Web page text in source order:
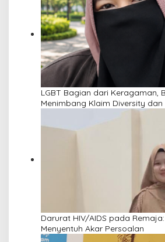
LGBT Bagian dari Keragaman,
Menimbang Klaim Diversity
Darurat HIV/AIDS pada
Menyentuh Akar Persoalan